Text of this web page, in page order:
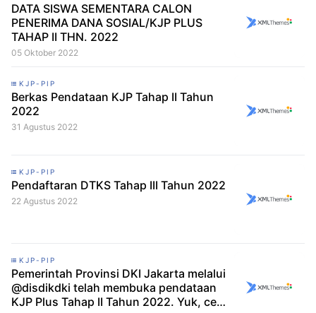
DATA SISWA SEMENTARA CALON
PENERIMA DANA SOSIAL/KJP PLUS
TAHAP II THN. 2022
05 Oktober 2022
KJP-PIP
Berkas Pendataan KJP Tahap II Tahun
2022
31 Agustus 2022
KJP-PIP
Pendaftaran DTKS Tahap III Tahun 2022
22 Agustus 2022
KJP-PIP
Pemerintah Provinsi DKI Jakarta melalui
@disdikdki telah membuka pendataan
KJP Plus Tahap II Tahun 2022. Yuk, cek